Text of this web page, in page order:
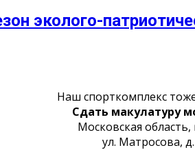
эколого-
Наш спорткомплекс
Сдать макулатуру
Московская область,
ул. Матросова, д.